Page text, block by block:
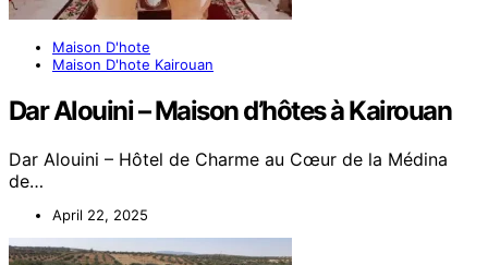
Maison D'hote
Maison D'hote Kairouan
Dar Alouini – Maison d’hôtes à Kairouan
Dar Alouini – Hôtel de Charme au Cœur de la Médina
de…
April 22, 2025